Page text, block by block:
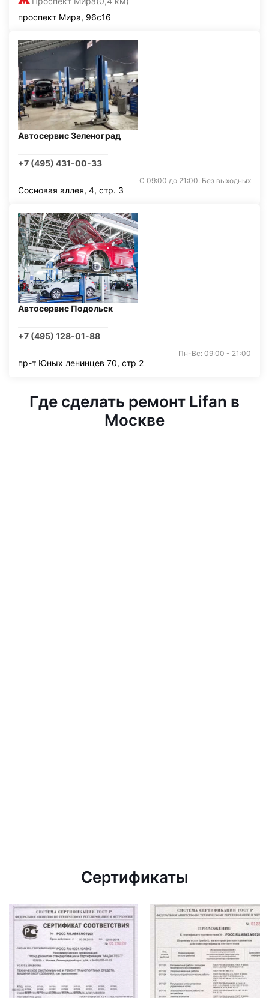
проспект Мира, 96с16
Автосервис Зеленоград
+7 (495) 431-00-33
С 09:00 до 21:00. Без выходных
Сосновая аллея, 4, стр. 3
Автосервис Подольск
+7 (495) 128-01-88
Пн-Вс: 09:00 - 21:00
пр-т Юных ленинцев 70, стр 2
Где сделать ремонт Lifan в
Москве
Сертификаты